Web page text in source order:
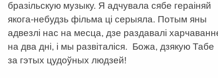
бразільскую музыку. Я адчувала сябе гераіняй
якога-небудзь фільма ці серыяла. Потым яны
адвезлі нас на месца, дзе раздавалі
на два дні, і мы развіталіся. Божа, дзякую Табе
за гэтых цудоўных людзей!